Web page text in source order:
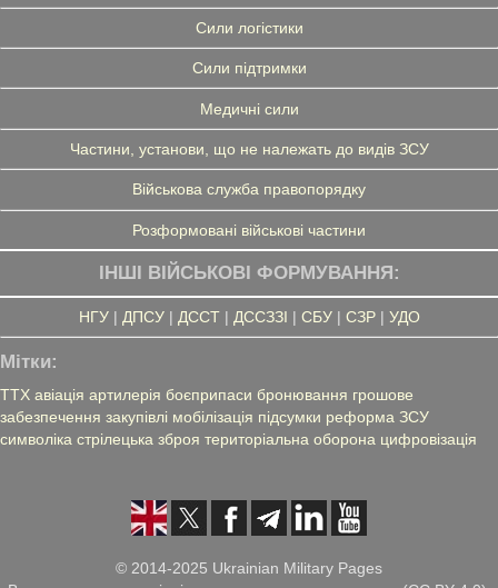
Сили логістики
Сили підтримки
Медичні сили
Частини, установи, що не належать до видів ЗСУ
Військова служба правопорядку
Розформовані військові частини
ІНШІ ВІЙСЬКОВІ ФОРМУВАННЯ:
НГУ| ДПСУ| ДССТ| ДССЗЗІ | СБУ| СЗР| УДО
Мітки:
ТТХ авіація артилерія боєприпаси бронювання грошове
забезпечення закупівлі мобілізація підсумки реформа ЗСУ
символіка стрілецька зброя територіальна оборона цифровізація
© 2014-2025 Ukrainian Military Pages